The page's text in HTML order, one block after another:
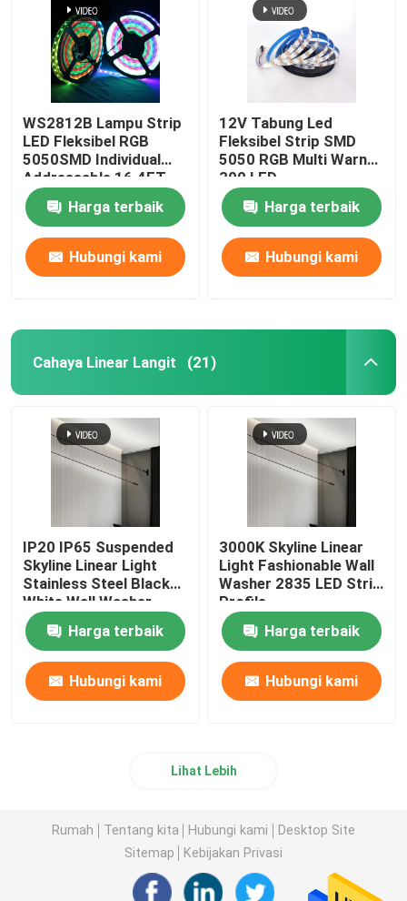
WS2812B Lampu Strip
LED Fleksibel RGB
5050SMD Individual
Addressable 16.4FT
60Pixels/M 300Pixels
PCB Hitam Penuh
Warna
Harga terbaik
Hubungi kami
12V Tabung Led
Fleksibel Strip SMD
5050 RGB Multi Warna
300 LED
Harga terbaik
Hubungi kami
Cahaya Linear Langit (21)
IP20 IP65 Suspended
Skyline Linear Light
Stainless Steel Black
White Wall Washer
2835
Harga terbaik
Hubungi kami
3000K Skyline Linear
Light Fashionable Wall
Washer 2835 LED Strip
Profile
Harga terbaik
Hubungi kami
Lihat Lebih
Rumah Tentang kita Hubungi kami
Desktop Site
Sitemap
Kebijakan Privasi